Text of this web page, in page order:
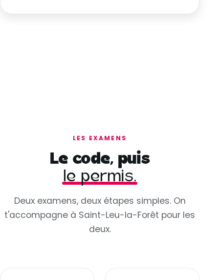
LES EXAMENS
Le code, puis
le permis.
Deux examens, deux étapes simples. On
t'accompagne à Saint-Leu-la-Forêt pour les
deux.